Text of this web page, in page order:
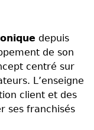
depuis
de son
centré sur
L’enseigne
client et des
ses franchisés